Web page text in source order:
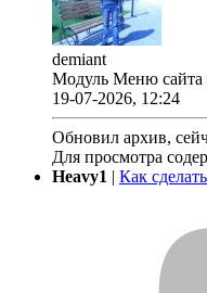
demiant
Модуль Меню сайта
19-07-2026, 12:24
Обновил архив,
Для просмотра
Heavy1 | Как